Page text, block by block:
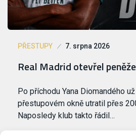
PŘESTUPY 7. srpna 2026
Real Madrid otevřel
Po příchodu Yana Diomandého
přestupovém okně utratil přes
Naposledy klub takto řádil…